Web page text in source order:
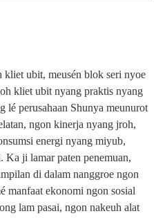
ubit, meusén blok seri nyoe
kliet ubit nyang praktis nyang
lé perusahaan Shunya meunurot
ngon kinerja nyang jroh,
energi nyang miyub,
Ka ji lamar paten penemuan,
di dalam nanggroe ngon
manfaat ekonomi ngon sosial
lam pasai, ngon nakeuh alat